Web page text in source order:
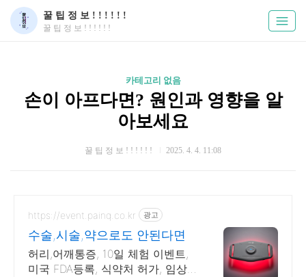
꿀 팁 정 보 ! ! ! ! ! !
꿀 팁 정 보 ! ! ! ! ! !
카테고리 없음
손이 아프다면? 원인과 영향을 알
아보세요
꿀 팁 정 보 ! ! ! ! ! ! 2025. 4. 4. 11:08
https://event.painq.co.kr 광고
수술,시술,약으로도 안된다면
허리,어깨통증, 10일 체험 이벤트,
미국 FDA등록, 식약처 허가, 임상